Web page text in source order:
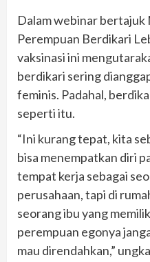
Dalam webinar
Perempuan Berdikari
vaksinasi ini
berdikari sering
feminis. Padahal,
seperti itu.
“Ini kurang tepat, kita
bisa menempatkan diri
tempat kerja sebagai
perusahaan, tapi di
seorang ibu yang
perempuan egonya
mau direndahkan,”